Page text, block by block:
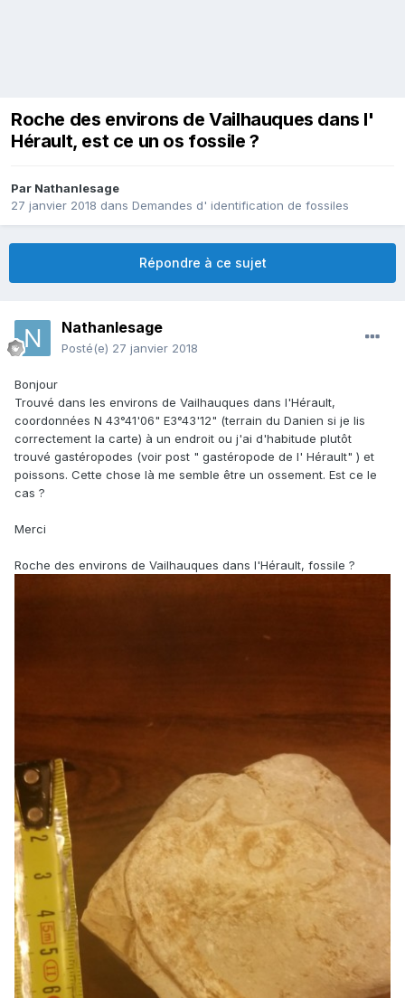
Roche des environs de Vailhauques dans l'
Hérault, est ce un os fossile ?
Par Nathanlesage
27 janvier 2018 dans Demandes d' identification de fossiles
Répondre à ce sujet
Nathanlesage
Posté(e) 27 janvier 2018
Bonjour
Trouvé dans les environs de Vailhauques dans l'Hérault,
coordonnées N 43°41'06" E3°43'12" (terrain du Danien si je lis
correctement la carte) à un endroit ou j'ai d'habitude plutôt
trouvé gastéropodes (voir post " gastéropode de l' Hérault" ) et
poissons. Cette chose là me semble être un ossement. Est ce le
cas ?
Merci
Roche des environs de Vailhauques dans l'Hérault, fossile ?